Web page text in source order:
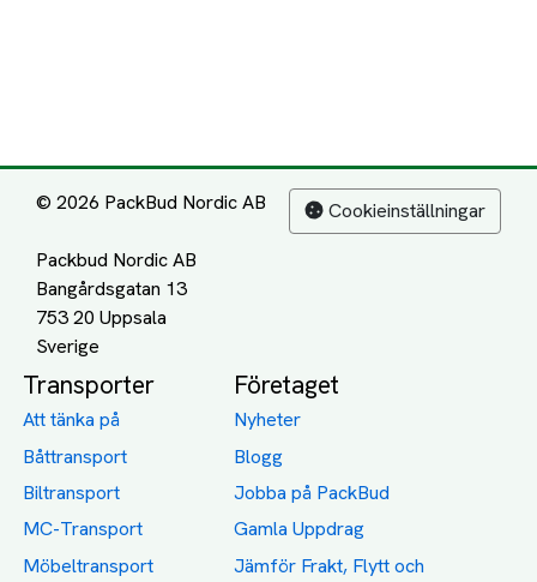
© 2026 PackBud Nordic AB
Packbud Nordic AB
Bangårdsgatan 13
753 20 Uppsala
Cookieinställningar
Transporter
Att tänka på
Båttransport
Biltransport
MC-Transport
Möbeltransport
Företaget
Nyheter
Blogg
Jobba på PackBud
Gamla Uppdrag
Jämför Frakt, Flytt och